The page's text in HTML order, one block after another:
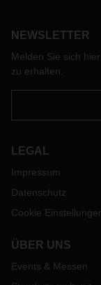
NEWSLETTER
Melden Sie sich
zu erhalten.
LEGAL
Impressum
Datenschutz
Cookie
ÜBER UNS
Events & Messen